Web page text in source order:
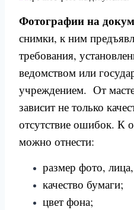
Фотографии на
снимки, к ним
требования,
ведомством или
учреждением. От
зависит не только
отсутствие ошибок. К
можно отнести:
размер фото,
качество бумаги;
цвет фона;